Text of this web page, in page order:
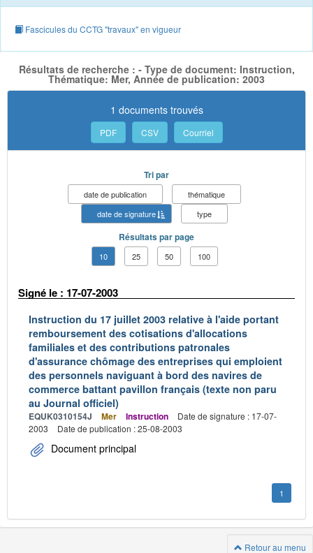
Fascicules du CCTG "travaux" en vigueur
Résultats de recherche : - Type de document: Instruction,
Thématique: Mer, Année de publication: 2003
1 documents trouvés
PDF CSV Courriel
Tri par
date de publication
thématique
date de signature
type
Résultats par page
10 25 50 100
Signé le : 17-07-2003
Instruction du 17 juillet 2003 relative à l'aide portant
remboursement des cotisations d'allocations
familiales et des contributions patronales
d'assurance chômage des entreprises qui emploient
des personnels naviguant à bord des navires de
commerce battant pavillon français (texte non paru
au Journal officiel)
EQUK0310154J Mer Instruction
Date de signature : 17-07-
2003
Date de publication : 25-08-2003
Document principal
1
Retour au menu